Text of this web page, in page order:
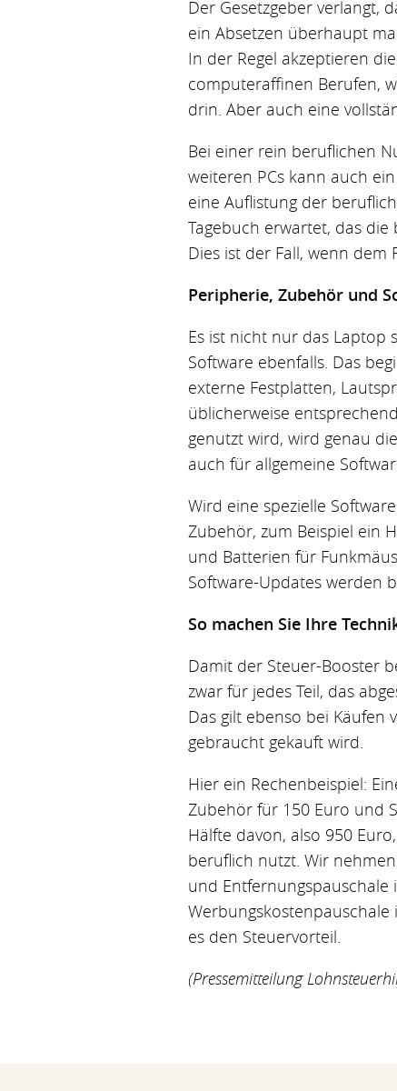
Der Gesetzgeber verlangt,
ein Absetzen überhaupt
In der Regel akzeptieren
computeraffinen Berufen,
drin. Aber auch eine
Bei einer rein beruflichen
weiteren PCs kann auch
eine Auflistung der
Tagebuch erwartet, das
Dies ist der Fall, wenn
Peripherie, Zubehör und
Es ist nicht nur das Laptop
Software ebenfalls. Das
externe Festplatten,
üblicherweise
genutzt wird, wird genau
auch für allgemeine
Wird eine spezielle
Zubehör, zum Beispiel ein
und Batterien für
Software-Updates werden
So machen Sie Ihre
Damit der Steuer-Booster
zwar für jedes Teil, das
Das gilt ebenso bei
gebraucht gekauft wird.
Hier ein Rechenbeispiel:
Zubehör für 150 Euro und
Hälfte davon, also 950
beruflich nutzt. Wir
und Entfernungspauschale
es den Steuervorteil.
(Pressemitteilung